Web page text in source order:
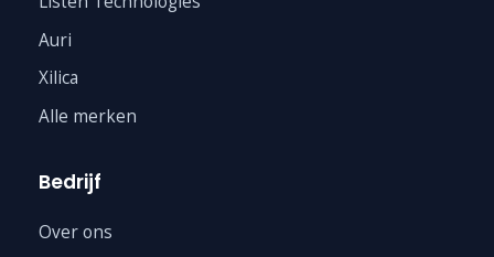
Auri
Xilica
Alle merken
Bedrijf
Over ons